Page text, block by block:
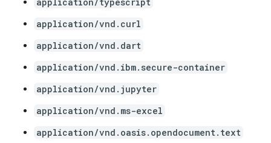
application/vnd.curl
application/vnd.dart
application/vnd.ibm.secure-container
application/vnd.jupyter
application/vnd.ms-excel
application/vnd.oasis.opendocument.text